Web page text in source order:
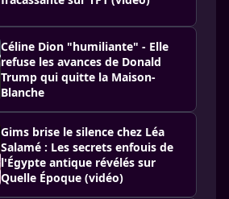
Céline Dion "humiliante" - Elle
refuse les avances de Donald
Trump qui quitte la Maison-
Blanche
Gims brise le silence chez Léa
Salamé : Les secrets enfouis de
l'Égypte antique révélés sur
Quelle Époque (vidéo)